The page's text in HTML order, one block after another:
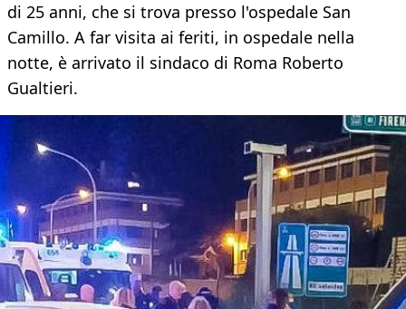
di 25 anni, che si trova presso l'ospedale San
Camillo. A far visita ai feriti, in ospedale nella
notte, è arrivato il sindaco di Roma Roberto
Gualtieri.